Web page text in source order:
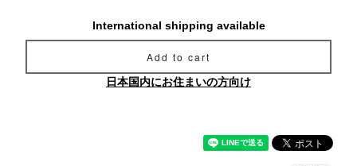
International shipping available
Add to cart
日本国内にお住まいの方向け